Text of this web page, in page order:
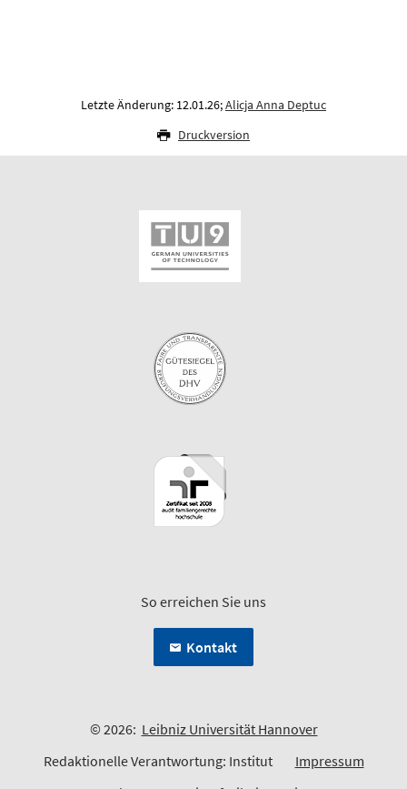
Letzte Änderung: 12.01.26;Alicja Anna Deptuc
Druckversion
So erreichen Sie uns
Kontakt
© 2026: Leibniz Universität Hannover
Redaktionelle Verantwortung: Institut
Impressum